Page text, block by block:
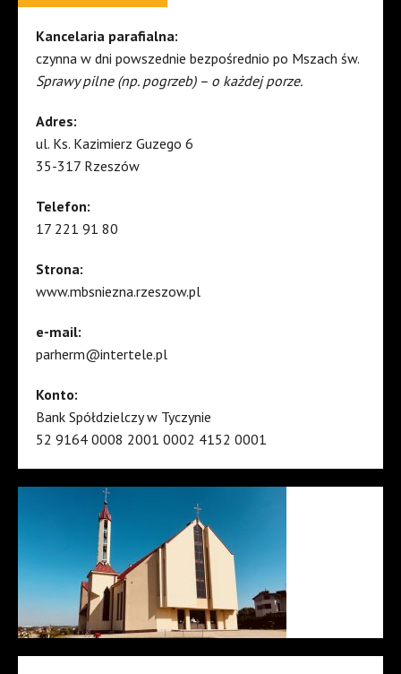
Kancelaria parafialna:
czynna w dni powszednie bezpośrednio po Mszach św.
Sprawy pilne (np. pogrzeb) – o każdej porze.
Adres:
ul. Ks. Kazimierz Guzego 6
35-317 Rzeszów
Telefon:
17 221 91 80
Strona:
www.mbsniezna.rzeszow.pl
e-mail:
parherm@intertele.pl
Konto:
Bank Spółdzielczy w Tyczynie
52 9164 0008 2001 0002 4152 0001